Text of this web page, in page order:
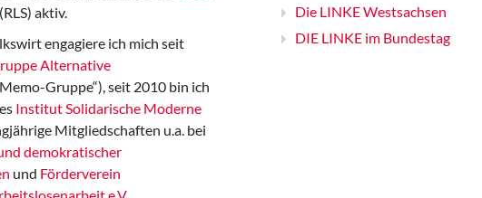
(RLS) aktiv.
engagiere ich mich seit
Alternative
Gruppe“), seit 2010 bin ich
Institut Solidarische Moderne
Mitgliedschaften u.a. bei
demokratischer
und Förderverein
Die LINKE Westsachsen
DIE LINKE im Bundestag